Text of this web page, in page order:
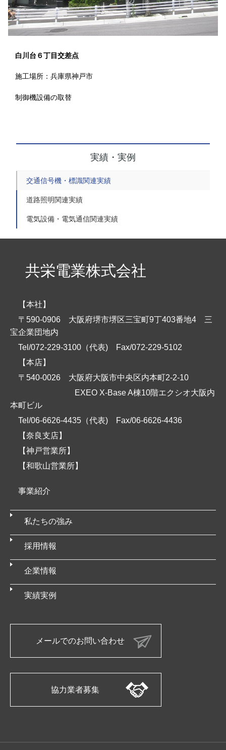
白川台６丁目交差点
施工場所：兵庫県神戸市
制御機設備の取替
実績・実例
交通信号機・標識関連実績
道路照明関連実績
電気設備・電気通信関連実績
共栄電業株式会社
【本社】
〒590-0906 大阪府堺市堺区三宝町9丁403番地4 三
宝企業団地内
Tel/072-229-3100（代表)
Fax/072-229-5102
【本店】
〒540-0026 大阪府大阪市中央区内本町2-2-10
EXEO X-Base A棟10階エクシオ大阪内
本町ビル
Tel/06-6626-4435（代表)
Fax/06-6626-4436
【奈良支店】
【神戸営業所】
【和歌山営業所】
事業紹介
私たちの強み
採用情報
企業情報
実績実例
メールでのお問い合わせ
協力業者募集